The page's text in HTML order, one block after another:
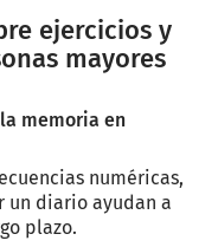
ejercicios y
mayores
memoria en
numéricas,
un diario ayudan a
plazo.